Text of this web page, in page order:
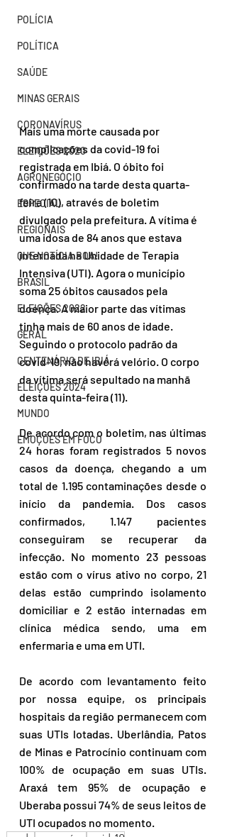
POLÍCIA
POLÍTICA
SAÚDE
MINAS GERAIS
CORONAVÍRUS
ELEIÇÕES 2020
AGRONEGÓCIO
ESPECIAL
REGIONAIS
QUE NOTÍCIA BOA!
BRASIL
ELEIÇÕES 2022
GERAL
CENTENÁRIO DE IBIÁ
ELEIÇÕES 2024
MUNDO
EMOÇÕES EM FOCO
Mais uma morte causada por
complicações da covid-19 foi
registrada em Ibiá. O óbito foi
confirmado na tarde desta quarta-
feira (10), através de boletim
divulgado pela prefeitura. A vítima é
uma idosa de 84 anos que estava
internada na Unidade de Terapia
Intensiva (UTI). Agora o município
soma 25 óbitos causados pela
doença. A maior parte das vítimas
tinha mais de 60 anos de idade.
Seguindo o protocolo padrão da
covid-19, não haverá velório. O corpo
da vítima será sepultado na manhã
desta quinta-feira (11).
De acordo com o boletim, nas últimas
24 horas foram registrados 5 novos
casos da doença, chegando a um
total de 1.195 contaminações desde o
início da pandemia. Dos casos
confirmados, 1.147 pacientes
conseguiram se recuperar da
infecção. No momento 23 pessoas
estão com o vírus ativo no corpo, 21
delas estão cumprindo isolamento
domiciliar e 2 estão internadas em
clínica médica sendo, uma em
enfermaria e uma em UTI.
De acordo com levantamento feito
por nossa equipe, os principais
hospitais da região permanecem com
suas UTIs lotadas. Uberlândia, Patos
de Minas e Patrocínio continuam com
100% de ocupação em suas UTIs.
Araxá tem 95% de ocupação e
Uberaba possui 74% de seus leitos de
UTI ocupados no momento.